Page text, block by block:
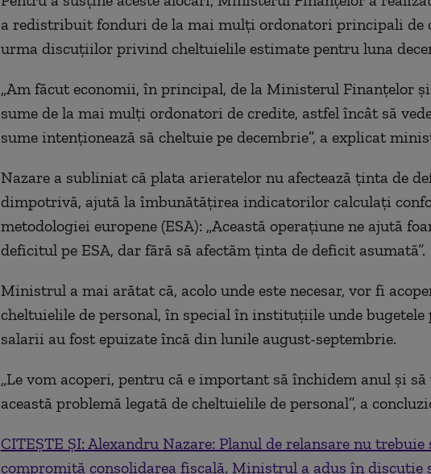
a redistribuit fonduri de la mai mulți ordonatori principali de
urma discuțiilor privind cheltuielile estimate pentru luna
„Am făcut economii, în principal, de la Ministerul Finanțelor
sume de la mai mulți ordonatori de credite, astfel încât să
sume intenționează să cheltuie pe decembrie”, a explicat
Nazare a subliniat că plata arieratelor nu afectează ținta de
dimpotrivă, ajută la îmbunătățirea indicatorilor calculați
metodologiei europene (ESA): „Această operațiune ne ajută
deficitul pe ESA, dar fără să afectăm ținta de deficit asumată”.
Ministrul a mai arătat că, acolo unde este necesar, vor fi
cheltuielile de personal, în special în instituțiile unde bugetele
salarii au fost epuizate încă din lunile august-septembrie.
„Le vom acoperi, pentru că e important să închidem anul și
această problemă legată de cheltuielile de personal”, a
CITEȘTE ȘI: Alexandru Nazare: Planul de relansare nu trebuie
compromită consolidarea fiscală. Ministrul a adus în discuție